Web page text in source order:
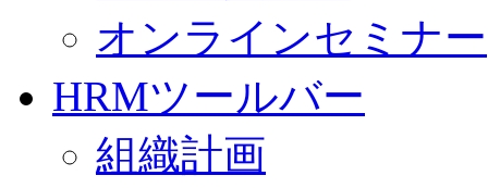
オンラインセミナー
HRMツールバー
組織計画